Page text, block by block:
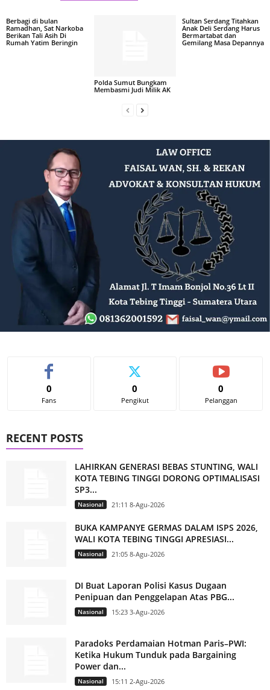
Berbagi di bulan
Ramadhan, Sat Narkoba
Berikan Tali Asih Di
Rumah Yatim Beringin
Polda Sumut Bungkam
Membasmi Judi Milik AK
Sultan Serdang Titahkan
Anak Deli Serdang Harus
Bermartabat dan
Gemilang Masa Depannya
0
Fans
0
Pengikut
0
Pelanggan
RECENT POSTS
LAHIRKAN GENERASI BEBAS STUNTING, WALI
KOTA TEBING TINGGI DORONG OPTIMALISASI
SP3...
Nasional 21:11 8-Agu-2026
BUKA KAMPANYE GERMAS DALAM ISPS 2026,
WALI KOTA TEBING TINGGI APRESIASI...
Nasional 21:05 8-Agu-2026
DI Buat Laporan Polisi Kasus Dugaan
Penipuan dan Penggelapan Atas PBG...
Nasional 15:23 3-Agu-2026
Paradoks Perdamaian Hotman Paris–PWI:
Ketika Hukum Tunduk pada Bargaining
Power dan...
Nasional 15:11 2-Agu-2026